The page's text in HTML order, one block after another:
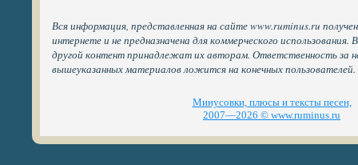
Вся информация, представленная на сайте www.ruminus.ru
интернете и не предназначена для коммерческого
другой контент принадлежат их авторам. Ответственность за
вышеуказанных материалов ложится на конечных пользователей.
Минусовки, плюсы и тексты песен,
2007—2026 © www.ruminus.ru